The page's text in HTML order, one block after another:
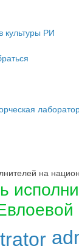
культуры РИ
на